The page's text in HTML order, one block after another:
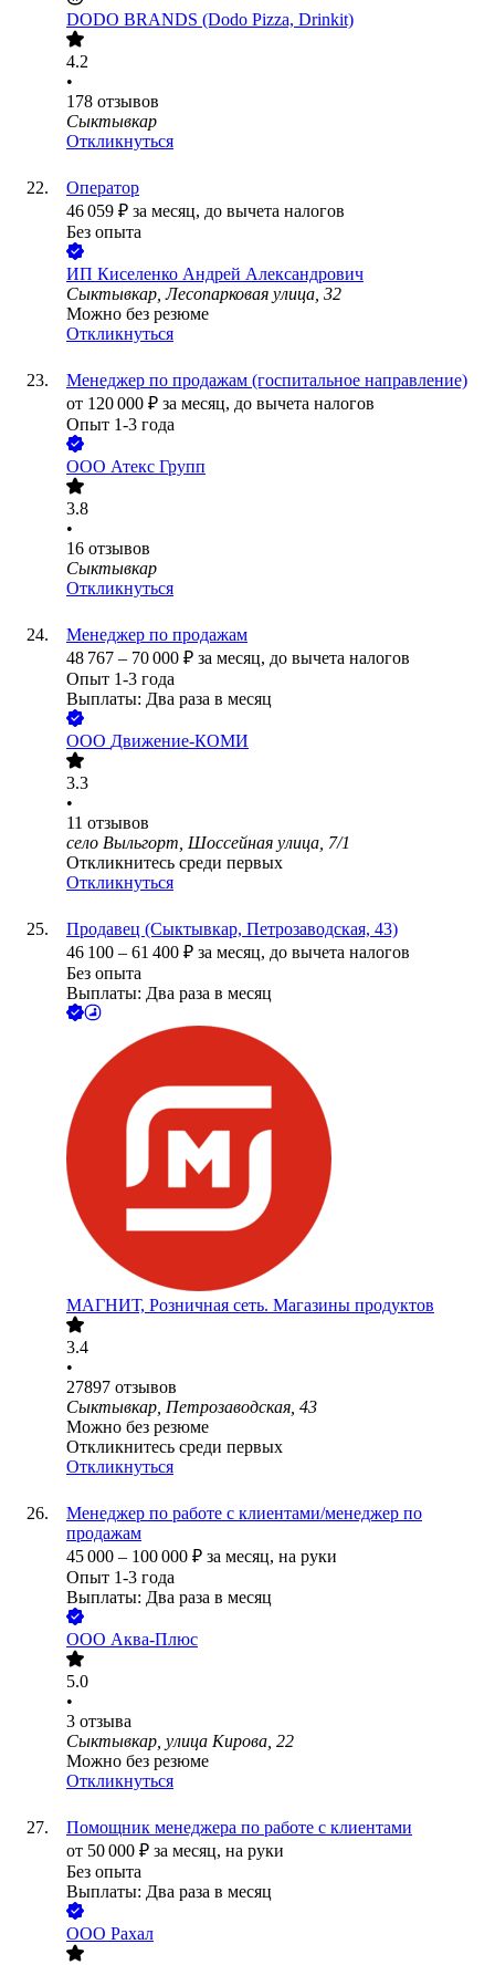
DODO BRANDS (Dodo Pizza, Drinkit)
4.2
•
178 отзывов
Сыктывкар
Откликнуться
Оператор
46 059 ₽ за месяц, до вычета налогов
Без опыта
ИП Киселенко Андрей Александрович
Сыктывкар, Лесопарковая улица, 32
Можно без резюме
Откликнуться
Менеджер по продажам (госпитальное направление)
от 120 000 ₽ за месяц, до вычета налогов
Опыт 1-3 года
ООО Атекс Групп
3.8
•
16 отзывов
Сыктывкар
Откликнуться
Менеджер по продажам
48 767 – 70 000 ₽ за месяц, до вычета налогов
Опыт 1-3 года
Выплаты: Два раза в месяц
ООО Движение-КОМИ
3.3
•
11 отзывов
село Выльгорт, Шоссейная улица, 7/1
Откликнитесь среди первых
Откликнуться
Продавец (Сыктывкар, Петрозаводская, 43)
46 100 – 61 400 ₽ за месяц, до вычета налогов
Без опыта
Выплаты: Два раза в месяц
МАГНИТ, Розничная сеть. Магазины продуктов
3.4
•
27897 отзывов
Сыктывкар, Петрозаводская, 43
Можно без резюме
Откликнитесь среди первых
Откликнуться
Менеджер по работе с клиентами/менеджер по
продажам
45 000 – 100 000 ₽ за месяц, на руки
Опыт 1-3 года
Выплаты: Два раза в месяц
ООО Аква-Плюс
5.0
•
3 отзыва
Сыктывкар, улица Кирова, 22
Можно без резюме
Откликнуться
Помощник менеджера по работе с клиентами
от 50 000 ₽ за месяц, на руки
Без опыта
Выплаты: Два раза в месяц
ООО Рахал